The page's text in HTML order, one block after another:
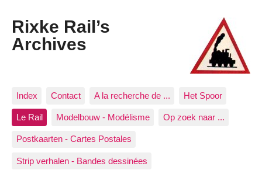
Rixke Rail’s
Archives
Index Contact A la recherche de ... Het Spoor
Le Rail Modelbouw - Modélisme Op zoek naar ...
Postkaarten - Cartes Postales
Strip verhalen - Bandes dessinées